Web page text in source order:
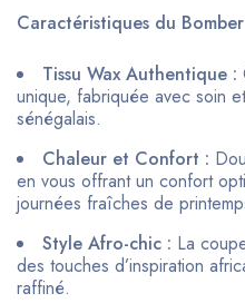
Caractéristiques du
Tissu Wax Authentique :
unique, fabriquée avec soin
sénégalais.
Chaleur et Confort :
en vous offrant un confort
journées fraîches de
Style Afro-chic : La
des touches d’inspiration
raffiné.